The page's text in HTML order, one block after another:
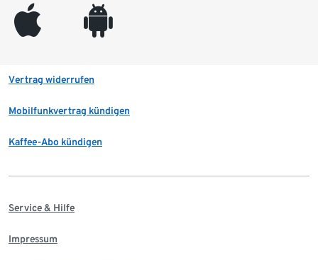
appleinc android
Vertrag widerrufen
Mobilfunkvertrag kündigen
Kaffee-Abo kündigen
Service & Hilfe
Impressum